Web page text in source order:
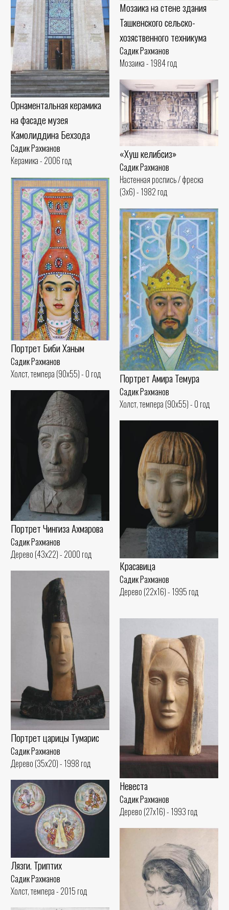
Мозаика на стене здания
Ташкенского сельско-
хозяственного техникума
Садик Рахманов
Мозаика - 1984 год
Орнаментальная керамика
на фасаде музея
Камолиддина Бехзода
Садик Рахманов
Керамика - 2006 год
«Хуш келибсиз»
Садик Рахманов
Настенная роспись / фреска
(3x6) - 1982 год
Портрет Биби Ханым
Садик Рахманов
Холст, темпера (90x55) - 0 год
Портрет Амира Темура
Садик Рахманов
Холст, темпера (90x55) - 0 год
Портрет Чингиза Ахмарова
Садик Рахманов
Дерево (43x22) - 2000 год
Красавица
Садик Рахманов
Дерево (22x16) - 1995 год
Портрет царицы Тумарис
Садик Рахманов
Дерево (35x20) - 1998 год
Невеста
Садик Рахманов
Дерево (27x16) - 1993 год
Лязги. Триптих
Садик Рахманов
Холст, темпера - 2015 год